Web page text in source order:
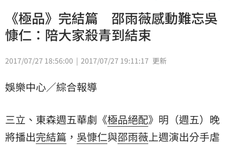
《極品》完結篇 邵雨薇感動難忘吳
慷仁：陪大家殺青到結束
2017/07/27 18:56:00 2017/07/27 19:11:17 更新
娛樂中心／綜合報導
三立、東森週五華劇《極品絕配》明（週五）晚
將播出完結篇 ， 吳慷仁與邵雨薇上週演出分手虐